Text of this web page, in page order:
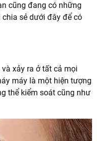
cũng đang có những
sẻ dưới đây để có
xảy ra ở tất cả mọi
máy là một hiện tượng
thể kiểm soát cũng như